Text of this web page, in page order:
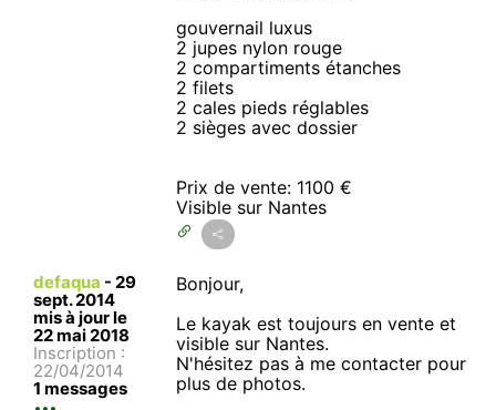
gouvernail luxus
2 jupes nylon rouge
2 compartiments étanches
2 filets
2 cales pieds réglables
2 sièges avec dossier
Prix de vente: 1100 €
Visible sur Nantes
defaqua - 29
sept. 2014
mis à jour le
22 mai 2018
Inscription :
22/04/2014
1 messages
Bonjour,
Le kayak est toujours en vente et
visible sur Nantes.
N'hésitez pas à me contacter pour
plus de photos.